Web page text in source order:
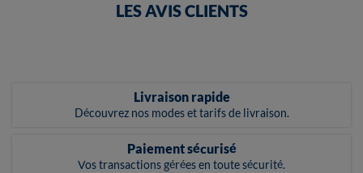
LES AVIS CLIENTS
Livraison rapide
Découvrez nos modes et tarifs de livraison.
Paiement sécurisé
Vos transactions gérées en toute sécurité.